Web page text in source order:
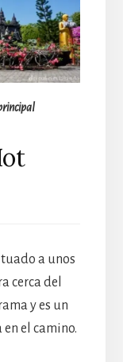
a unos
cerca del
y es un
el camino.